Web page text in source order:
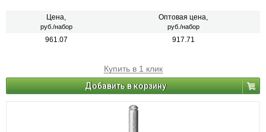
Цена,
руб./набор
Оптовая цена,
руб./набор
961.07 917.71
Купить в 1 клик
Добавить в корзину